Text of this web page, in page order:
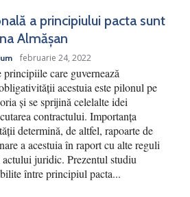
a principiului pacta sunt
Almășan
februarie 24, 2022
care guvernează
acestuia este pilonul pe
și se sprijină celelalte idei
contractului. Importanța
determină, de altfel, rapoarte de
a acestuia în raport cu alte reguli
juridic. Prezentul studiu
între principiul pacta...